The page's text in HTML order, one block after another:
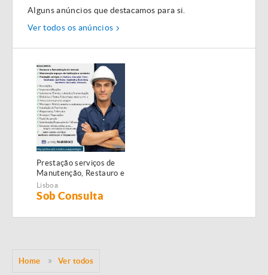
Alguns anúncios que destacamos para si.
Ver todos os anúncios
Prestação serviços de
Manutenção, Restauro e
Remodelação de
imóveis!
Lisboa
Sob Consulta
Home Ver todos